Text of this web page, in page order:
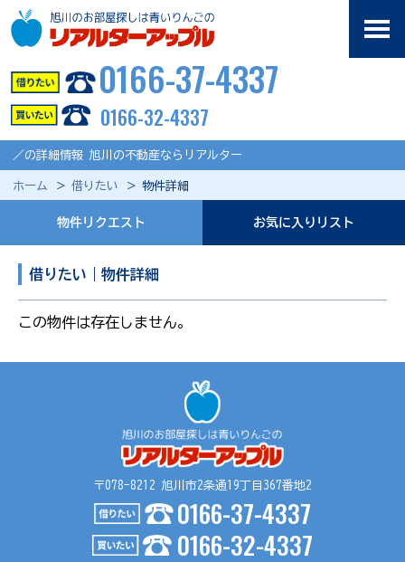
0166-37-4337
0166-32-4337
／の詳細情報 旭川の不動産ならリアルター
ホーム 借りたい 物件詳細
物件リクエスト お気に入りリスト
借りたい｜物件詳細
この物件は存在しません。
〒078-8212 旭川市2条通19丁目367番地2
0166-37-4337
0166-32-4337